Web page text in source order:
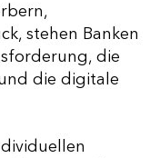
stehen Banken
die
die digitale